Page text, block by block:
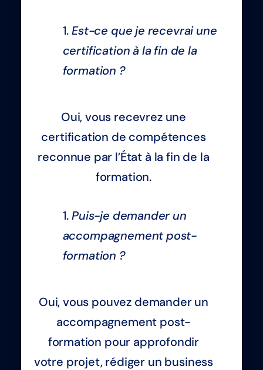
Est-ce que je recevrai une
certification à la fin de la
formation ?
Oui, vous recevrez une
certification de compétences
reconnue par l’État à la fin de la
formation.
Puis-je demander un
accompagnement post-
formation ?
Oui, vous pouvez demander un
accompagnement post-
formation pour approfondir
votre projet, rédiger un business